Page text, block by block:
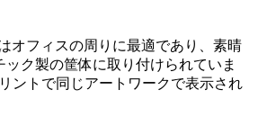
オフィスの周りに最適であり、素晴
ク製の筐体に取り付けられていま
ントで同じアートワークで表示され